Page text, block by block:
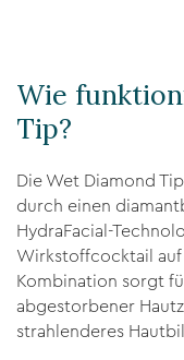
Wie
Tip?
Die Wet Diamond
durch einen
HydraFacial-
Wirkstoffcocktail
Kombination sorgt
abgestorbener
strahlenderes